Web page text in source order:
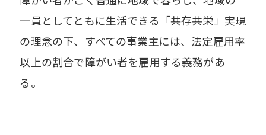
一員としてともに生活できる「共存共栄」実現
の理念の下、 すべての事業主には、法定雇用率
以上の割合で障がい者を雇用する義務があ
る。